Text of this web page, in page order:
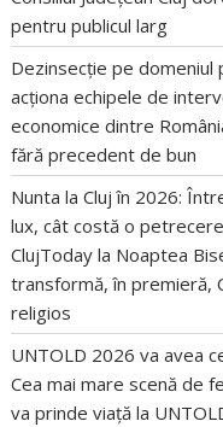
pentru publicul larg
Dezinsecție pe domeniul
acționa echipele de
economice dintre
fără precedent de bun
Nunta la Cluj în 2026:
lux, cât costă o
ClujToday la Noaptea
transformă, în premieră,
religios
UNTOLD 2026 va avea
Cea mai mare scenă de
va prinde viață la